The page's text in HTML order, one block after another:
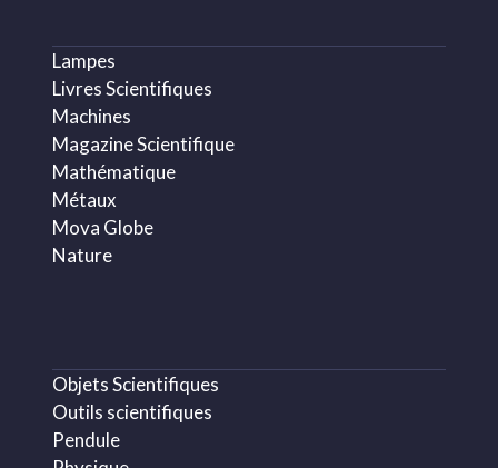
Lampes
Livres Scientifiques
Machines
Magazine Scientifique
Mathématique
Métaux
Mova Globe
Nature
Objets Scientifiques
Outils scientifiques
Pendule